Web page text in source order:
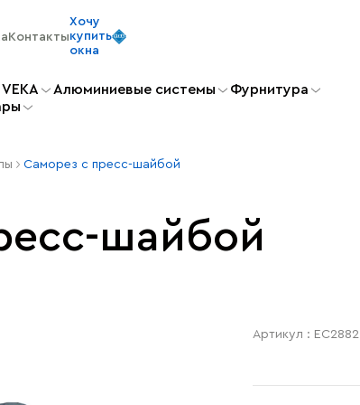
Контакты
Хочу
купить
окна
Алюминиевые системы
Фурнитура
Саморез с пресс-шайбой
шайбой
Артикул : EC2882